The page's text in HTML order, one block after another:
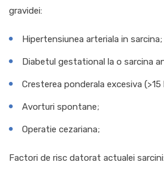
gravidei:
Hipertensiunea arteriala in sarcina;
Diabetul gestational la o sarcina
Cresterea ponderala excesiva (>15
Avorturi spontane;
Operatie cezariana;
Factori de risc datorat actualei sarcini: